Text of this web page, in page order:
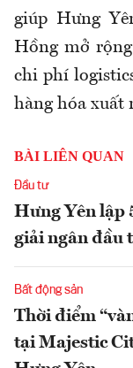
giúp Hưng
Hồng mở
chi phí
hàng hóa xuất
BÀI LIÊN QUAN
Đầu tư
Hưng Yên lập
giải ngân đầu
Bất động sản
Thời điểm
tại Majestic